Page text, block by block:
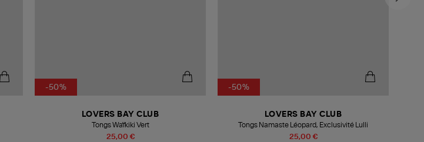
-50%
25,00 €
LOVERS BAY CLUB
Tongs Waïkiki Vert
-50%
25,00 €
LOVERS BAY CLUB
Tongs Namaste Léopard, Exclusivité Lulli